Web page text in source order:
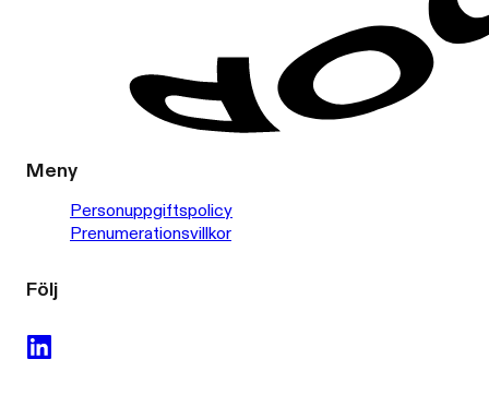
Meny
Personuppgiftspolicy
Prenumerationsvillkor
Följ